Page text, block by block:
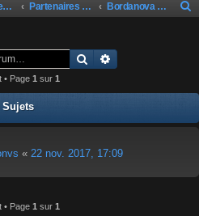
Boutique, Partenaires, Petites Annonces, Commandes Groupées Partenaires du Club Bordanova Sport
e
Rechercher
• Page 1 sur 1
Sujets
« 22 nov. 2017, 17:09
• Page 1 sur 1